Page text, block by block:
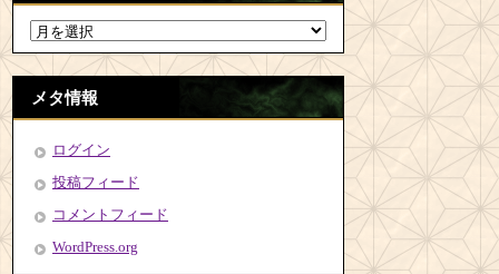
メタ情報
ログイン
投稿フィード
コメントフィード
WordPress.org